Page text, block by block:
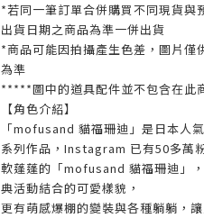
*若同一筆訂單合併購買不同現貨與
出貨日期之商品為準一併出貨
*商品可能因拍攝產生色差，圖片僅
為準
*****圖中的道具配件並不包含在此
【角色介紹】
「mofusand 貓福珊迪」是日本人
系列作品，Instagram 已有50多萬
軟蓬蓬的「mofusand 貓福珊迪」
典活動結合的可愛樣貌，
更有萌感爆棚的變裝與各種躺躺，